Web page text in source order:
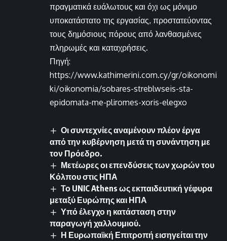
πραγματικά ευάλωτους και όχι ως μόνιμο
υποκατάστατο της εργασίας, προστατεύοντας
τους δημόσιους πόρους από λανθασμένες
πληρωμές και καταχρήσεις.
Πηγή:
https://www.kathimerini.com.cy/gr/oikonomi
ki/oikonomia/sobares-streblwseis-sta-
epidomata-me-pliromes-xoris-elegxo
Οι συντεχνίες αναμένουν πλέον έργα
από την κυβέρνηση μετά τη συνάντηση με
τον Πρόεδρο.
Μετέωρες οι επενδύσεις των χωρών του
Κόλπου στις ΗΠΑ
Το UNIC Athens ως εκπαιδευτική γέφυρα
μεταξύ Ευρώπης και ΗΠΑ
Υπό έλεγχο η κατάσταση στην
παραγωγή χαλλουμιού.
Η Ευρωπαϊκή Επιτροπή εισηγείται την